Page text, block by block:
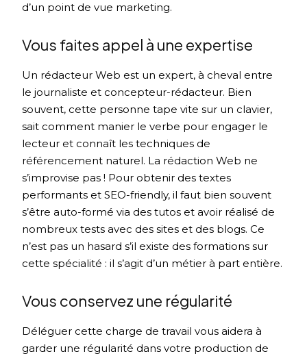
d’un point de vue marketing.
Vous faites appel à une expertise
Un rédacteur Web est un expert, à cheval entre
le journaliste et concepteur-rédacteur. Bien
souvent, cette personne tape vite sur un clavier,
sait comment manier le verbe pour engager le
lecteur et connaît les techniques de
référencement naturel. La rédaction Web ne
s’improvise pas ! Pour obtenir des textes
performants et SEO-friendly, il faut bien souvent
s’être auto-formé via des tutos et avoir réalisé de
nombreux tests avec des sites et des blogs. Ce
n’est pas un hasard s’il existe des formations sur
cette spécialité : il s’agit d’un métier à part entière.
Vous conservez une régularité
Déléguer cette charge de travail vous aidera à
garder une régularité dans votre production de